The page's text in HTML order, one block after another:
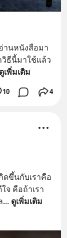
านหนังสือมา
ธีนี้มาใช้แล้ว
ดูเพิ่มเติม
10 4
ดขึ้นกับเราคือ
จ คือถ้าเรา
... ดูเพิ่มเติม